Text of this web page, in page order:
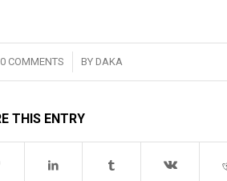
0 COMMENTS
/ BY DAKA
THIS ENTRY